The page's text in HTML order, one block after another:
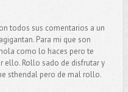
todos sus comentarios a un
Para mi que son
como lo haces pero te
ello. Rollo sado de disfrutar y
sthendal pero de mal rollo.